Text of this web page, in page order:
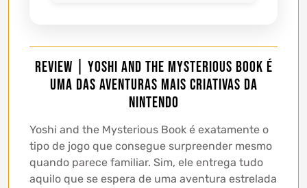
Review | Yoshi and the Mysterious Book é
uma das aventuras mais criativas da
Nintendo
Yoshi and the Mysterious Book é exatamente o
tipo de jogo que consegue surpreender mesmo
quando parece familiar. Sim, ele entrega tudo
aquilo que se espera de uma aventura estrelada